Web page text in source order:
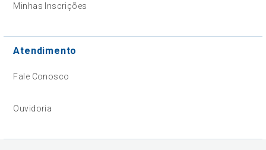
Minhas Inscrições
Atendimento
Fale Conosco
Ouvidoria